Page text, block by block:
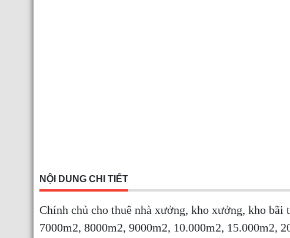
NỘI DUNG CHI TIẾT
Chính chủ cho thuê nhà xưởng, kho xưởng, kho
7000m2, 8000m2, 9000m2, 10.000m2, 15.000m2,